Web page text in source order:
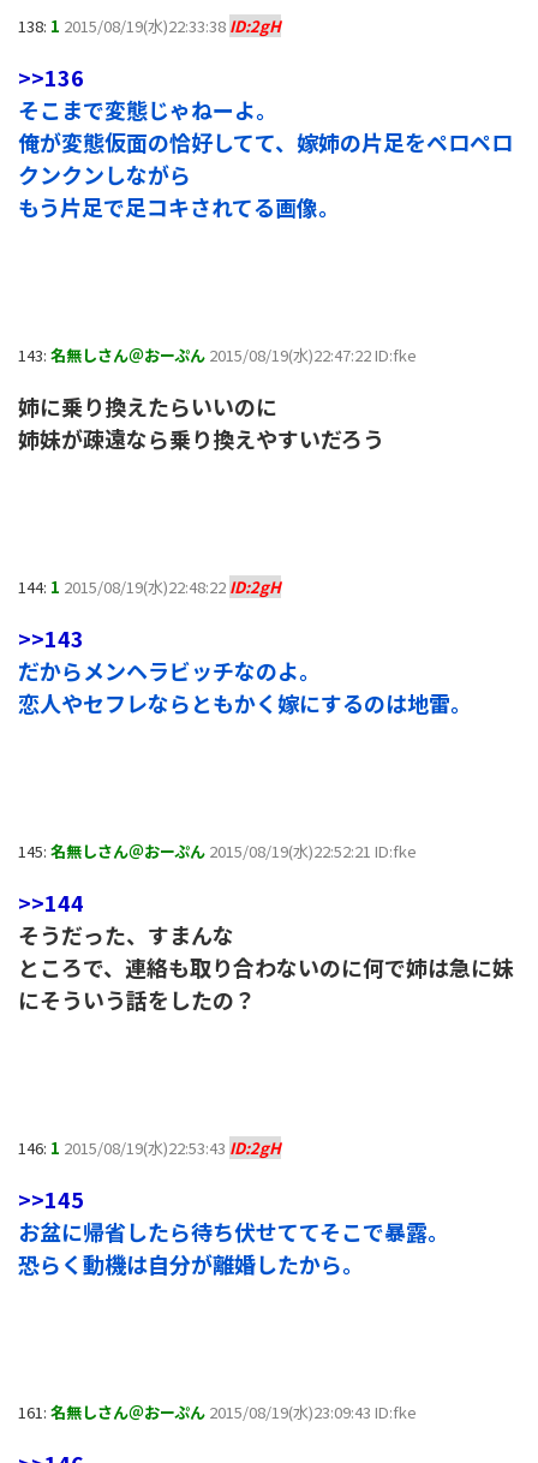
138: 1 2015/08/19(水)22:33:38 ID:2gH
>>136
そこまで変態じゃねーよ。
俺が変態仮面の恰好してて、嫁姉の片足をペロペロ
クンクンしながら
もう片足で足コキされてる画像。
143: 名無しさん＠おーぷん 2015/08/19(水)22:47:22 ID:fke
姉に乗り換えたらいいのに
姉妹が疎遠なら乗り換えやすいだろう
144: 1 2015/08/19(水)22:48:22 ID:2gH
>>143
だからメンヘラビッチなのよ。
恋人やセフレならともかく嫁にするのは地雷。
145: 名無しさん＠おーぷん 2015/08/19(水)22:52:21 ID:fke
>>144
そうだった、すまんな
ところで、連絡も取り合わないのに何で姉は急に妹
にそういう話をしたの？
146: 1 2015/08/19(水)22:53:43 ID:2gH
>>145
お盆に帰省したら待ち伏せててそこで暴露。
恐らく動機は自分が離婚したから。
161: 名無しさん＠おーぷん 2015/08/19(水)23:09:43 ID:fke